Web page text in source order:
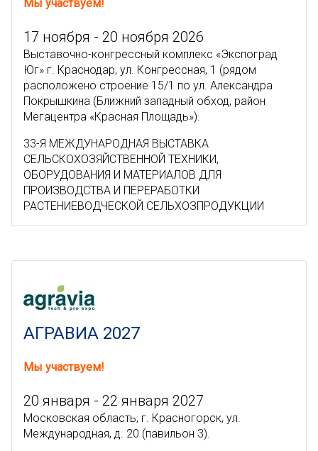
Мы участвуем!
17 ноября - 20 ноября 2026
Выставочно-конгрессный комплекс «Экспоград
Юг» г. Краснодар, ул. Конгрессная, 1 (рядом
расположено строение 15/1 по ул. Александра
Покрышкина (Ближний западный обход, район
Мегацентра «Красная Площадь»).
33-Я МЕЖДУНАРОДНАЯ ВЫСТАВКА
СЕЛЬСКОХОЗЯЙСТВЕННОЙ ТЕХНИКИ,
ОБОРУДОВАНИЯ И МАТЕРИАЛОВ ДЛЯ
ПРОИЗВОДСТВА И ПЕРЕРАБОТКИ
РАСТЕНИЕВОДЧЕСКОЙ СЕЛЬХОЗПРОДУКЦИИ
АГРАВИА 2027
Мы участвуем!
20 января - 22 января 2027
Московская область, г. Красногорск, ул.
Международная, д. 20 (павильон 3).